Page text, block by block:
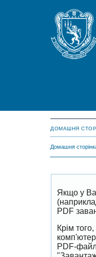
ДОМАШНЯ
Домашня
Якщо у
PDF
Крім
PDF-